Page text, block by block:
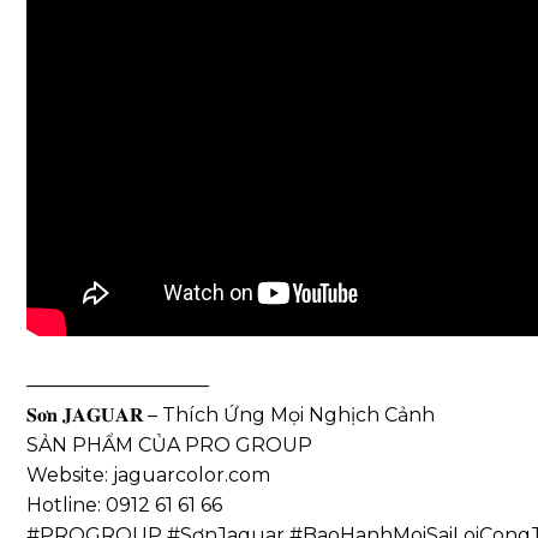
—————————–
𝐒𝐨̛𝐧 𝐉𝐀𝐆𝐔𝐀𝐑 – Thích Ứng Mọi Nghịch Cảnh
SẢN PHẨM CỦA PRO GROUP
Website: jaguarcolor.com
Hotline: 0912 61 61 66